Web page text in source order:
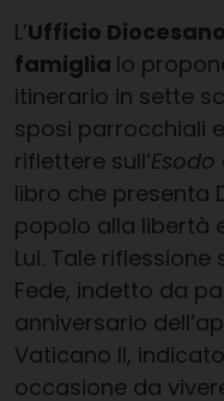
L’Ufficio
famiglia lo
itinerario in sette
sposi parrocchiali
riflettere sull’Esodo
libro che presenta
popolo alla libertà
Lui. Tale riflessione
Fede, indetto da
anniversario
Vaticano II,
occasione da